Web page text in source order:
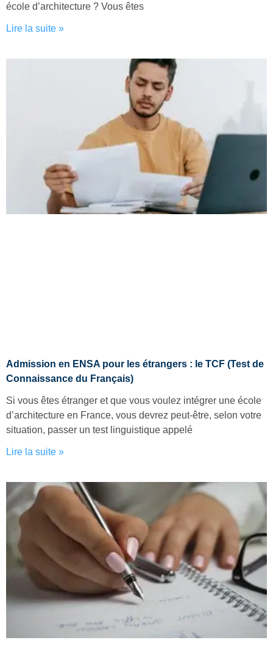
école d’architecture ? Vous êtes
Lire la suite »
Admission en ENSA pour les étrangers : le TCF (Test de
Connaissance du Français)
Si vous êtes étranger et que vous voulez intégrer une école
d’architecture en France, vous devrez peut-être, selon votre
situation, passer un test linguistique appelé
Lire la suite »